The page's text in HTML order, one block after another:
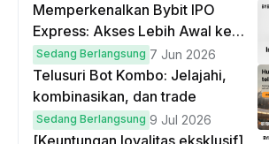
Memperkenalkan Bybit IPO
Express: Akses Lebih Awal ke
IPO Global!
Sedang Berlangsung 7 Jun 2026
Telusuri Bot Kombo: Jelajahi,
kombinasikan, dan trade
Sedang Berlangsung 9 Jul 2026